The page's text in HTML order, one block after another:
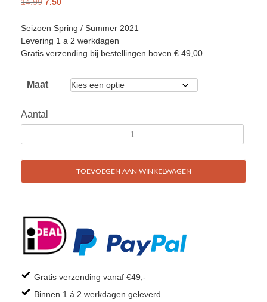
Seizoen Spring / Summer 2021
Levering 1 a 2 werkdagen
Gratis verzending bij bestellingen boven € 49,00
Maat
Aantal
TOEVOEGEN AAN WINKELWAGEN
Gratis verzending vanaf €49,-
Binnen 1 á 2 werkdagen geleverd